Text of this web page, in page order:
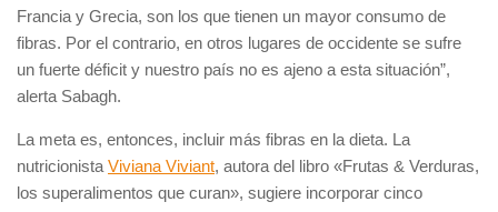
Francia y Grecia, son los que tienen un mayor consumo de
fibras. Por el contrario, en otros lugares de occidente se sufre
un fuerte déficit y nuestro país no es ajeno a esta situación”,
alerta Sabagh.
La meta es, entonces, incluir más fibras en la dieta. La
nutricionista Viviana Viviant, autora del libro «Frutas & Verduras,
los superalimentos que curan», sugiere incorporar cinco